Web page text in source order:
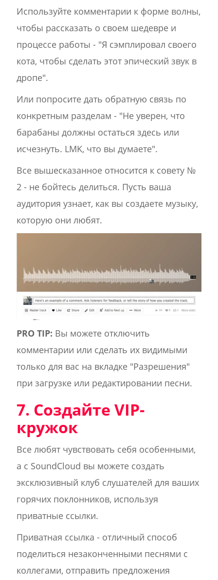
Используйте комментарии к форме волны,
чтобы рассказать о своем шедевре и
процессе работы - "Я сэмплировал своего
кота, чтобы сделать этот эпический звук в
дропе".
Или попросите дать обратную связь по
конкретным разделам - "Не уверен, что
барабаны должны остаться здесь или
исчезнуть. LMK, что вы думаете".
Все вышесказанное относится к совету №
2 - не бойтесь делиться. Пусть ваша
аудитория узнает, как вы создаете музыку,
которую они любят.
PRO TIP: Вы можете отключить
комментарии или сделать их видимыми
только для вас на вкладке "Разрешения"
при загрузке или редактировании песни.
7. Создайте VIP-
кружок
Все любят чувствовать себя особенными,
а с SoundCloud вы можете создать
эксклюзивный клуб слушателей для ваших
горячих поклонников, используя
приватные ссылки.
Приватная ссылка - отличный способ
поделиться незаконченными песнями с
коллегами, отправить предложения